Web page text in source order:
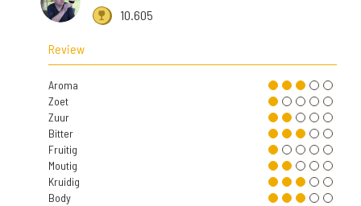
10.605
Review
Aroma
Zoet
Zuur
Bitter
Fruitig
Moutig
Kruidig
Body